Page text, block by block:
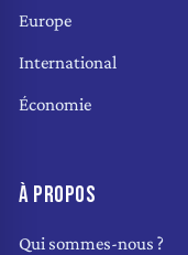
Europe
International
Économie
À PROPOS
Qui sommes-nous ?